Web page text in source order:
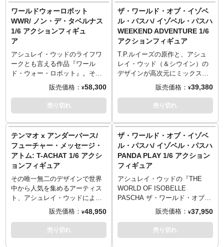
・D.A.G.R SHADOW EDITION
・All new De/？ad Astronaut
Gangsta head sculpt
・Weathered Black Astronaut
Suit with detailed stitching and
intricate patchwork
・Assortment of pouches with
working clasps
opening Visor
・Signature Pistols
・25 Points of Articulation
tailored clothing
・UV Body designed by Ashley
Wood
Includes:
・1x D.A.G.R Skull Head
・1x 12” Articulated UV Body
・1x Snoopy Cap
・2x Pair of D.A.G.R Hands –
Standard, Gun Grip (Left +
た今作。ゴーストパンクスタイ
ルの衣装、デーモンピストル、
デーモンコンパス、エンチャン
トダミーを装備した姿を、全高
約30センチでフィギュア化して
います。
展開される『アニマル・キング
ダム』から、CNYエディション
となったザ・ハンターがライン
ナップです。Syzygyパブリッシ
ング/Imageコミックによるコミ
ックからのデザインで、スティ
ードにまたがるザ・ハンター
を、全長約28センチサイズにて
ンオニキス塗装で仕上げられて
います。
Size Approximately
L28.4xW8.31xH23.6cm
Based on the art and design of
Ashley Wood
From the comic book created by
Chris Ryall and Ashley Wood
from Syzygy Publishing and
Image Comics Satin Onyx Paint
Includes:
1x The Hunter*
ワールドウォーロボット
WWR/ ノン・デ・タベルナス
1/6 アクションフィギュ
ア
アシュレイ・ウッドのライフワ
ークとも言える作品『ワール
ド・ウォー・ロボット』。その
キャラクターを「ポケットユニ
バース」シリーズとして展開し
ているUnderverseに、今度は1/6
スケールの『WORLD WAR
「NOM DE TABERNAS」で
す。アシュレイ・ウッドがデザ
インした全身25個所可動のUVボ
ディを素体として使用し、砂漠
での戦闘をイメージしたコスチ
ュームを着用。頭部はその世界
観をイメージしたホース付きマ
ショットガン。各所には意図的
にウェザリングを追加していま
販売価格： ¥58,300
売り切れ
ザ・ワールド・オブ・イゾベ
ル・パスハ/ イゾベル・パスハ
WEEKEND ADVENTURE 1/6
アクションフィギュア
T.P.ルイーズの原作と、アシュ
レイ・ウッド（＆シウイン）の
デザインが高次元にミックスさ
れた『THE WORLD OF
ISOBELLE PASCHA ザ・ワール
ド・オブ・イゾベル・パス
ハ』。イゾベル・パスハの
ージョンが、アンダーバースの
1/6スケールシリーズからアクシ
ョンフィギュア化です。週末の
装いか、アクティブなファッシ
ョンとなったイゾベル・パス
ハ。全身シンプルながらも、ド
派手なバッグが良いアクセント
になっています。
All new Nabler handbag
Approximately 30cm Tall
25 Points of Articulation
販売価格： ¥39,380
売り切れ
テンマオ x アンダーバース/
フューチャー・メッセージ・
アトム: T-ACHAT 1/6 アクシ
ョンフィギュア
その唯一無二のデザインで世界
中から人気を集めるアーティス
ト、アシュレイ・ウッドによっ
てデザインされたキャラクター
「T-ACHAT」が中国のショッピ
ングサイト、テンマオ（天猫）
とアンダーバースのコラボレー
販売価格： ¥48,950
売り切れ
ザ・ワールド・オブ・イゾベ
ル・パスハ/ イゾベル・パスハ
PANDA PLAY 1/6 アクション
フィギュア
アシュレイ・ウッドの『THE
WORLD OF ISOBELLE
PASCHA ザ・ワールド・オブ・
イゾベル・パスハ』シリーズよ
り、イゾベル・パスハの
「PANDA PLAY」バージョンが
1/6スケールでアクションフィギ
販売価格： ¥37,950
売り切れ